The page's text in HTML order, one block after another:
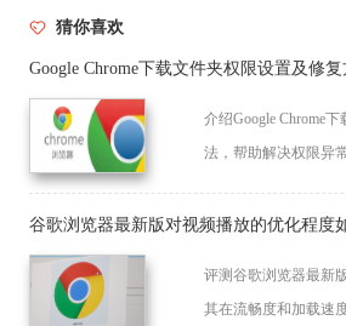
猜你喜欢
Google Chrome下载文件夹权限设置及修
介绍Google Chrome
法，帮助解决权限异
谷歌浏览器最新版对视频播放的优化程度
评测谷歌浏览器最新
其在流畅度和加载速